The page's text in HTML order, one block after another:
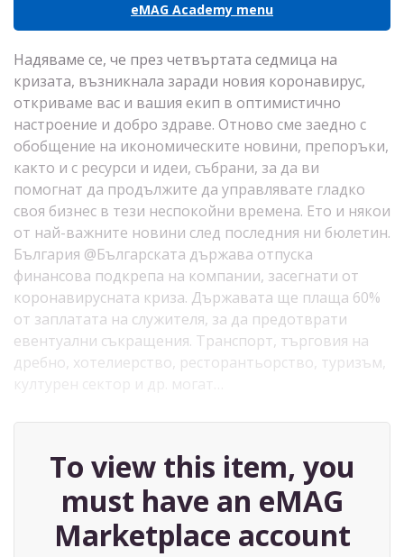
eMAG Academy menu
Надяваме се, че през четвъртата седмица на
кризата, възникнала заради новия коронавирус,
откриваме вас и вашия екип в оптимистично
настроение и добро здраве. Отново сме заедно с
обобщение на икономическите новини, препоръки,
както и с ресурси и идеи, събрани, за да ви
помогнат да продължите да управлявате гладко
своя бизнес в тези неспокойни времена. Ето и някои
от най-важните новини след последния ни бюлетин.
България @Българската държава отпуска
финансова подкрепа на компании, засегнати от
коронавирусната криза. Държавата ще плаща 60%
от заплатата на служителя, за да предотврати
евентуални съкращения. Транспорт, търговия на
дребно, хотелиерство, ресторантьорство, туризъм,
културен сектор и др. могат…
To view this item, you
must have an eMAG
Marketplace account